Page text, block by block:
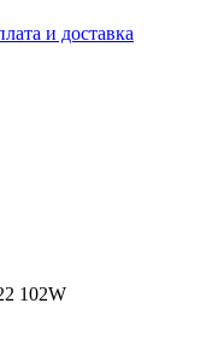
и доставка
102W